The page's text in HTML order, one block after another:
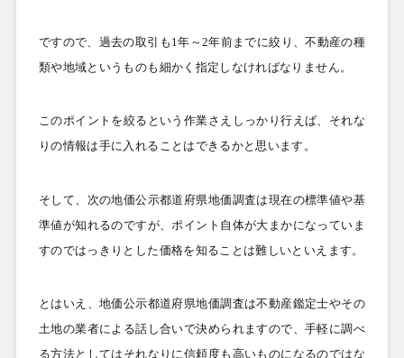
ですので、過去の取引も 1年～ 2年前までに絞り、不動産の種
類や地域というものも細かく指定しなければなりません。
このポイントを絞るという作業さえしっかり行えば、それな
りの情報は手に入れることはできるかと思います。
そして、次の地価公示都道府県地価調査は現在の標準値や基
準値が知れるのですが、ポイント自体が大まかになっていま
すのではっきりとした価格を知ることは難しいといえます。
とはいえ、地価公示都道府県地価調査は不動産鑑定士やその
土地の業者による話し合いで決められますので、手軽に調べ
る方法としてはそれなりに信頼度も高いものになるのではな